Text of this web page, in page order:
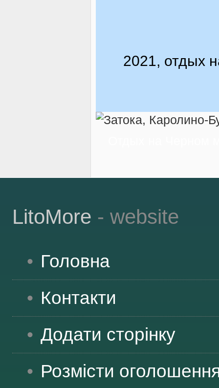
2021, отдых
LitoMore - website
Головна
Контакти
Додати сторінку
Розмісти